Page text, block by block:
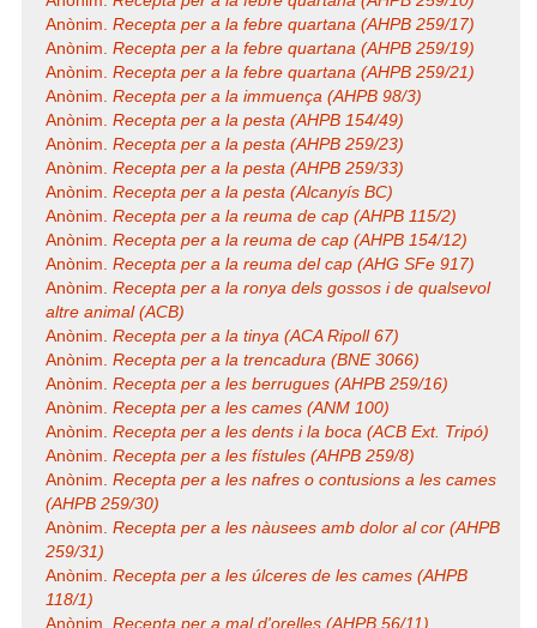
Anònim. Recepta per a la febre quartana (AHPB 259/17)
Anònim. Recepta per a la febre quartana (AHPB 259/19)
Anònim. Recepta per a la febre quartana (AHPB 259/21)
Anònim. Recepta per a la immuença (AHPB 98/3)
Anònim. Recepta per a la pesta (AHPB 154/49)
Anònim. Recepta per a la pesta (AHPB 259/23)
Anònim. Recepta per a la pesta (AHPB 259/33)
Anònim. Recepta per a la pesta (Alcanyís BC)
Anònim. Recepta per a la reuma de cap (AHPB 115/2)
Anònim. Recepta per a la reuma de cap (AHPB 154/12)
Anònim. Recepta per a la reuma del cap (AHG SFe 917)
Anònim. Recepta per a la ronya dels gossos i de qualsevol
altre animal (ACB)
Anònim. Recepta per a la tinya (ACA Ripoll 67)
Anònim. Recepta per a la trencadura (BNE 3066)
Anònim. Recepta per a les berrugues (AHPB 259/16)
Anònim. Recepta per a les cames (ANM 100)
Anònim. Recepta per a les dents i la boca (ACB Ext. Tripó)
Anònim. Recepta per a les fístules (AHPB 259/8)
Anònim. Recepta per a les nafres o contusions a les cames
(AHPB 259/30)
Anònim. Recepta per a les nàusees amb dolor al cor (AHPB
259/31)
Anònim. Recepta per a les úlceres de les cames (AHPB
118/1)
Anònim. Recepta per a mal d'orelles (AHPB 56/11)